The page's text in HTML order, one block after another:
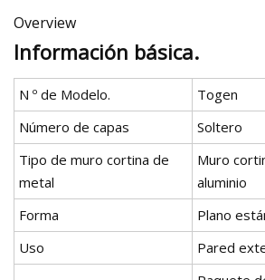
Overview
Información básica.
N º de Modelo.
Togen
Número de capas
Soltero
Tipo de muro cortina de
metal
Muro
aluminio
Forma
Plano
Uso
Pared